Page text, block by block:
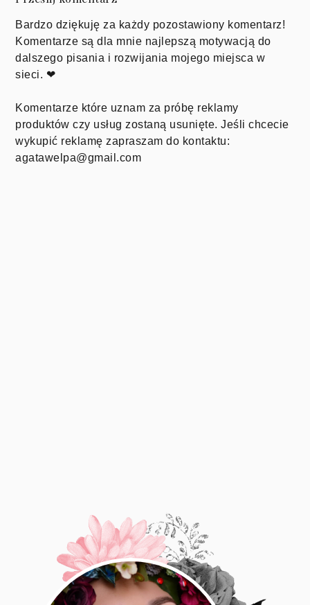
Bardzo dziękuję za każdy pozostawiony komentarz!
Komentarze są dla mnie najlepszą motywacją do
dalszego pisania i rozwijania mojego miejsca w
sieci. ❤
Komentarze które uznam za próbę reklamy
produktów czy usług zostaną usunięte. Jeśli chcecie
wykupić reklamę zapraszam do kontaktu:
agatawelpa@gmail.com